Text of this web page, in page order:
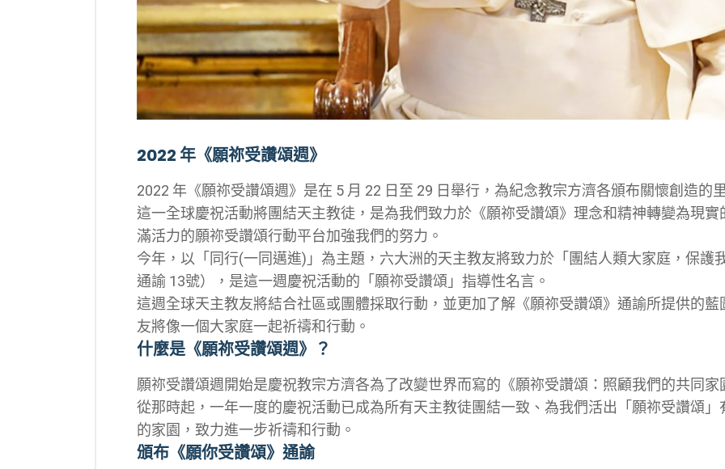
2022 年《願祢受讚頌週》
2022 年《願祢受讚頌週》是在 5 月 22 日至 29 日舉行，為紀念教宗方濟各頒布關懷創造的
這一全球慶祝活動將團結天主教徒，是為我們致力於《願祢受讚頌》理念和精神轉變為現
滿活力的願祢受讚頌行動平台加強我們的努力。
今年，以「同行(一同邁進)」為主題，六大洲的天主教友將致力於「團結人類大家庭，保護
通諭 13號），是這一週慶祝活動的「願祢受讚頌」指導性名言。
這週全球天主教友將結合社區或團體採取行動，並更加了解《願祢受讚頌》通諭所提供的
友將像一個大家庭一起祈禱和行動。
什麼是《願祢受讚頌週》？
願祢受讚頌週開始是慶祝教宗方濟各為了改變世界而寫的《願祢受讚頌：照顧我們的共同家
從那時起，一年一度的慶祝活動已成為所有天主教徒團結一致、為我們活出「願祢受讚頌
的家園，致力進一步祈禱和行動。
頒布《願你受讚頌》通諭